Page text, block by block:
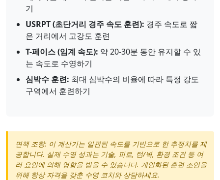
기
USRPT (초단거리 경주 속도 훈련): 경주 속도로 짧
은 거리에서 고강도 훈련
T-페이스 (임계 속도): 약 20-30분 동안 유지할 수 있
는 속도로 수영하기
심박수 훈련: 최대 심박수의 비율에 따라 특정 강도
구역에서 훈련하기
면책 조항: 이 계산기는 일관된 속도를 기반으로 한 추정치를 제
공합니다. 실제 수영 성과는 기술, 피로, 턴/벽, 환경 조건 등 여
러 요인에 의해 영향을 받을 수 있습니다. 개인화된 훈련 조언을
위해 항상 자격을 갖춘 수영 코치와 상담하세요.